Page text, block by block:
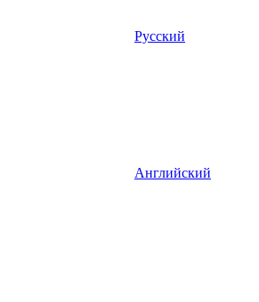
Русский
Английский